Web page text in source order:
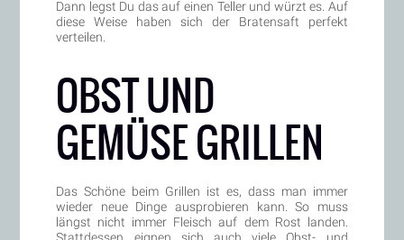
Dann legst Du das auf einen Teller und würzt es. Auf
diese Weise haben sich der Bratensaft perfekt
verteilen.
OBST UND
GEMÜSE GRILLEN
Das Schöne beim Grillen ist es, dass man immer
wieder neue Dinge ausprobieren kann. So muss
längst nicht immer Fleisch auf dem Rost landen.
Stattdessen eignen sich auch viele Obst- und